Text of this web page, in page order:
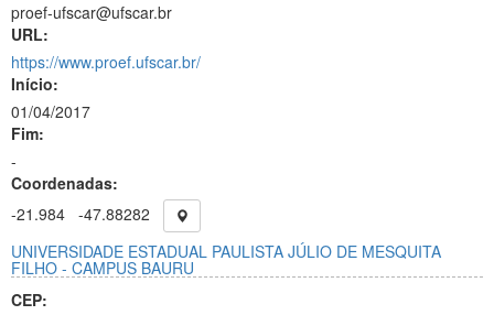
proef-ufscar@ufscar.br
URL:
https://www.proef.ufscar.br/
Início:
01/04/2017
Fim:
-
Coordenadas:
-21.984 -47.88282
UNIVERSIDADE ESTADUAL PAULISTA JÚLIO DE MESQUITA
FILHO - CAMPUS BAURU
CEP: